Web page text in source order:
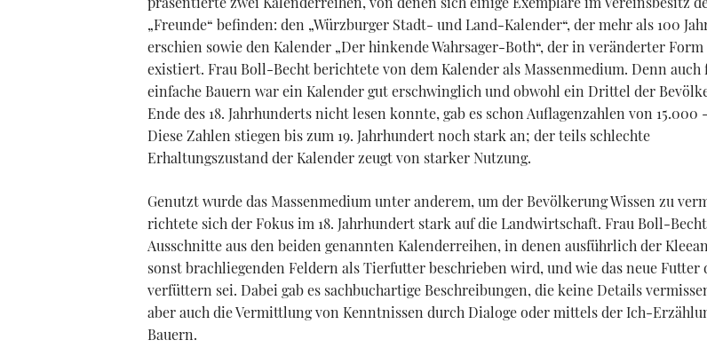
„Freunde“ befinden: den „Würzburger Stadt- und Land-Kalender“, der mehr als 100
erschien sowie den Kalender „Der hinkende Wahrsager-Both“, der in veränderter
existiert. Frau Boll-Becht berichtete von dem Kalender als Massenmedium. Denn auch
einfache Bauern war ein Kalender gut erschwinglich und obwohl ein Drittel der
Ende des 18. Jahrhunderts nicht lesen konnte, gab es schon Auflagenzahlen von 15.000
Diese Zahlen stiegen bis zum 19. Jahrhundert noch stark an; der teils schlechte
Erhaltungszustand der Kalender zeugt von starker Nutzung.
Genutzt wurde das Massenmedium unter anderem, um der Bevölkerung Wissen zu
richtete sich der Fokus im 18. Jahrhundert stark auf die Landwirtschaft. Frau Boll-
Ausschnitte aus den beiden genannten Kalenderreihen, in denen ausführlich der
sonst brachliegenden Feldern als Tierfutter beschrieben wird, und wie das neue Futter
verfüttern sei. Dabei gab es sachbuchartige Beschreibungen, die keine Details
aber auch die Vermittlung von Kenntnissen durch Dialoge oder mittels der Ich-
Bauern.